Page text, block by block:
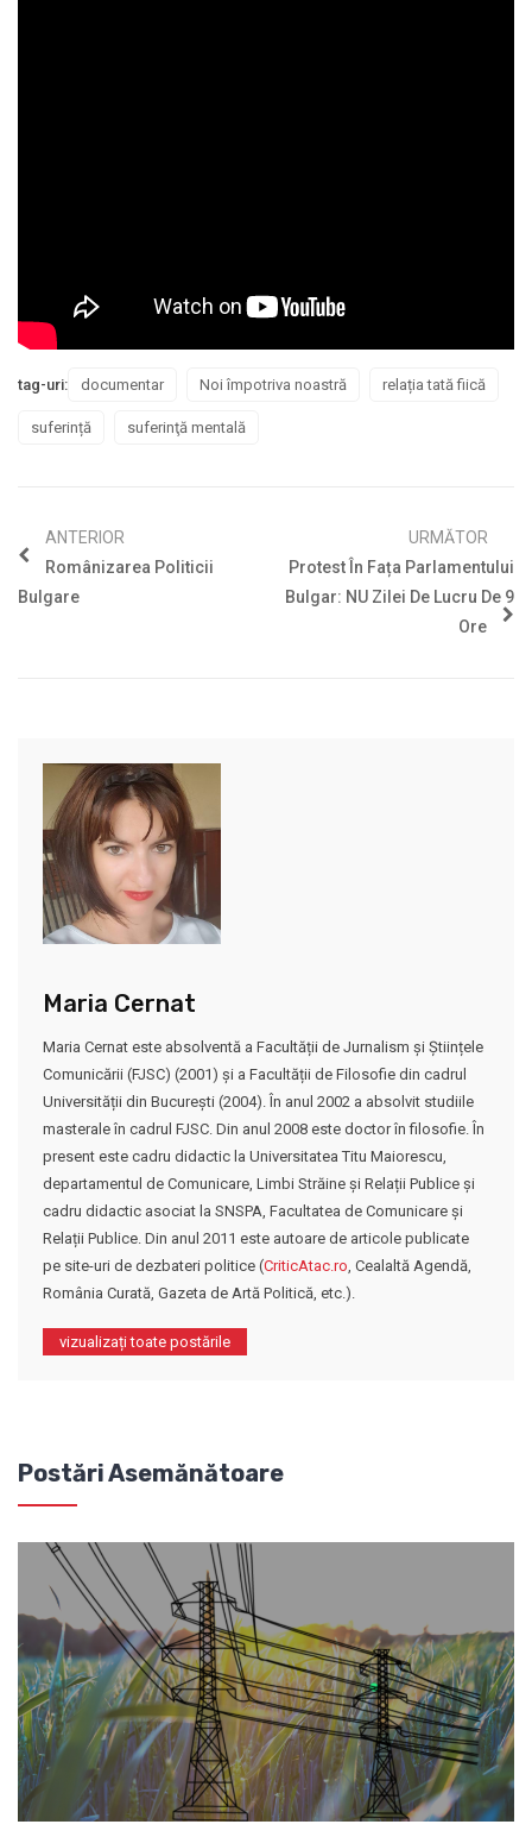
tag-uri: documentar Noi împotriva noastră relația tată fiică
suferință suferinţă mentală
ANTERIOR
Românizarea Politicii
Bulgare
URMĂTOR
Protest În Fața Parlamentului
Bulgar: NU Zilei De Lucru De 9
Ore
Maria Cernat
Maria Cernat este absolventă a Facultății de Jurnalism și Științele
Comunicării (FJSC) (2001) și a Facultății de Filosofie din cadrul
Universității din București (2004). În anul 2002 a absolvit studiile
masterale în cadrul FJSC. Din anul 2008 este doctor în filosofie. În
present este cadru didactic la Universitatea Titu Maiorescu,
departamentul de Comunicare, Limbi Străine și Relații Publice și
cadru didactic asociat la SNSPA, Facultatea de Comunicare și
Relații Publice. Din anul 2011 este autoare de articole publicate
pe site-uri de dezbateri politice (CriticAtac.ro , Cealaltă Agendă,
România Curată, Gazeta de Artă Politică, etc.).
vizualizați toate postările
Postări Asemănătoare